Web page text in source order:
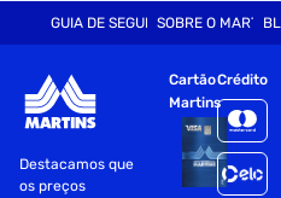
GUIA DE SEGURANÇASOBRE O MARTINS
Destacamos que
os preços
Cartão
Martins
Crédito